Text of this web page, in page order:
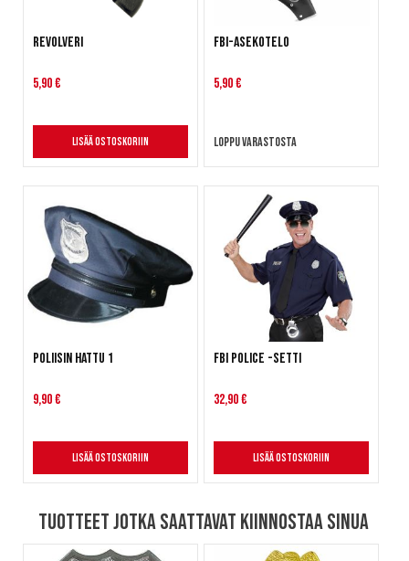
Revolveri
5,90 €
Lisää ostoskoriin
FBI-asekotelo
5,90 €
Loppu varastosta
Poliisin hattu 1
9,90 €
Lisää ostoskoriin
FBI Police -setti
32,90 €
Lisää ostoskoriin
Tuotteet jotka saattavat kiinnostaa sinua